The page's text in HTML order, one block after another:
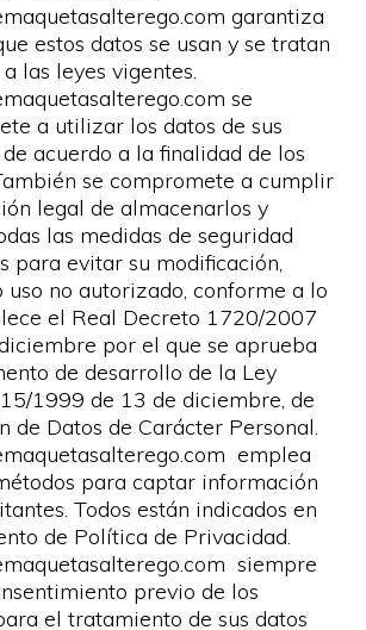
garantiza
estos datos se usan y se tratan
las leyes vigentes.
se
a utilizar los datos de sus
acuerdo a la finalidad de los
se compromete a cumplir
legal de almacenarlos y
las medidas de seguridad
para evitar su modificación,
uso no autorizado, conforme a lo
el Real Decreto 1720/2007
por el que se aprueba
de desarrollo de la Ley
1999 de 13 de diciembre, de
de Datos de Carácter Personal.
emplea
para captar información
Todos están indicados en
de Política de Privacidad.
siempre
previo de los
el tratamiento de sus datos